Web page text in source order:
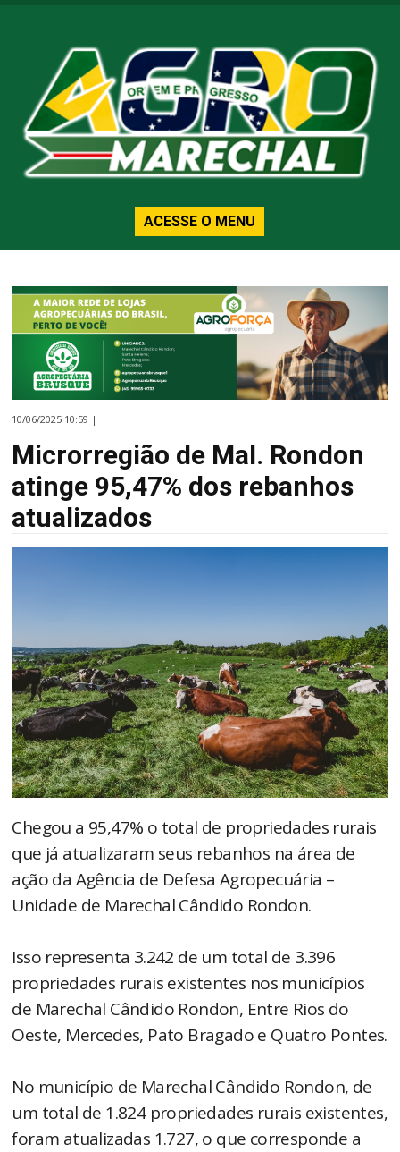
ACESSE O MENU
10/06/2025 10:59 |
Microrregião de Mal. Rondon
atinge 95,47% dos rebanhos
atualizados
Chegou a 95,47% o total de propriedades rurais
que já atualizaram seus rebanhos na área de
ação da Agência de Defesa Agropecuária –
Unidade de Marechal Cândido Rondon.
Isso representa 3.242 de um total de 3.396
propriedades rurais existentes nos municípios
de Marechal Cândido Rondon, Entre Rios do
Oeste, Mercedes, Pato Bragado e Quatro Pontes.
No município de Marechal Cândido Rondon, de
um total de 1.824 propriedades rurais existentes,
foram atualizadas 1.727, o que corresponde a